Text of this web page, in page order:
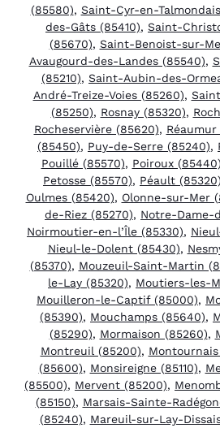
(85580), Saint-Cyr-en-
des-Gâts (85410), Saint-
(85670), Saint-Benoist-sur-
Avaugourd-des-Landes (85540),
(85210), Saint-Aubin-des-
André-Treize-Voies (85260),
(85250), Rosnay (85320),
Rocheservière (85620),
(85450), Puy-de-Serre (85240),
Pouillé (85570), Poiroux (85440)
Petosse (85570), Péault (85320)
Oulmes (85420), Olonne-sur-Mer
de-Riez (85270), Notre-Dame-
Noirmoutier-en-l’Île (85330),
Nieul-le-Dolent (85430),
(85370), Mouzeuil-Saint-Martin
le-Lay (85320), Moutiers-les-
Mouilleron-le-Captif (85000),
(85390), Mouchamps (85640),
(85290), Mormaison (85260),
Montreuil (85200),
(85600), Monsireigne (85110),
(85500), Mervent (85200),
(85150), Marsais-Sainte-
(85240), Mareuil-sur-Lay-